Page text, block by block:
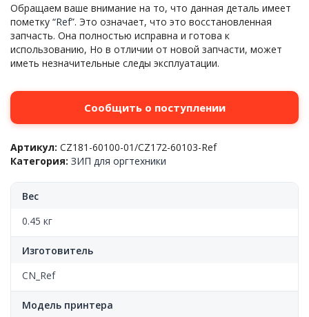
Обращаем ваше внимание на то, что данная деталь имеет
пометку “Ref”. Это означает, что это восстановленная
запчасть. Она полностью исправна и готова к
использованию, Но в отличии от новой запчасти, может
иметь незначительные следы эксплуатации.
Сообщить о поступлении
Артикул: CZ181-60100-01/CZ172-60103-Ref
Категория: ЗИП для оргтехники
Вес
0.45 кг
Изготовитель
CN_Ref
Модель принтера